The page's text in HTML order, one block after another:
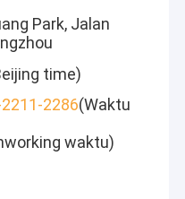
Park, Jalan
time)
2286(Waktu
waktu)